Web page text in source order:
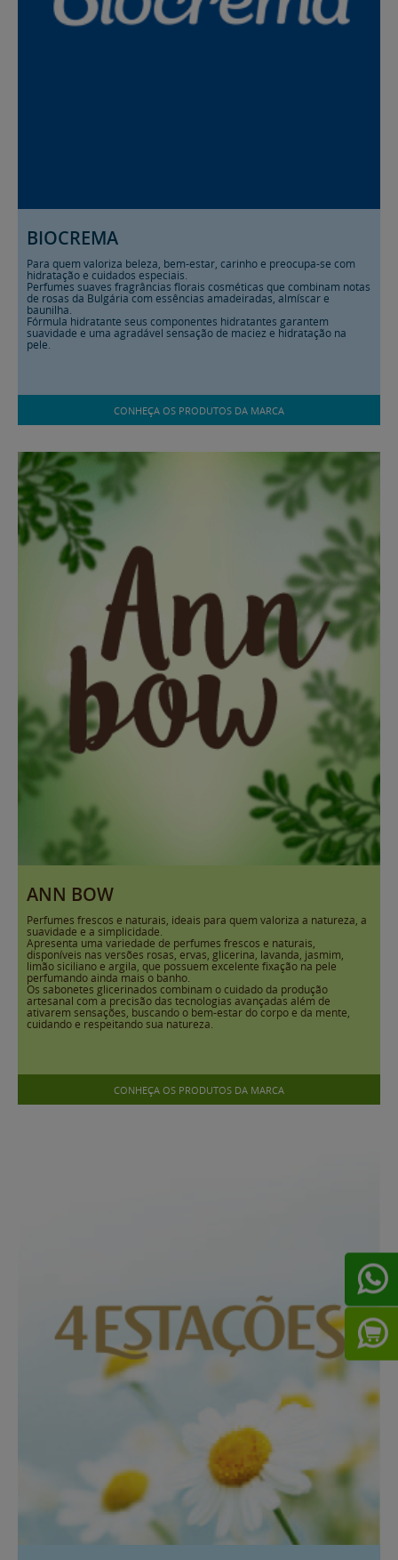
BIOCREMA
Para quem valoriza beleza, bem-estar, carinho e preocupa-se com
hidratação e cuidados especiais.
Perfumes suaves fragrâncias florais cosméticas que combinam notas
de rosas da Bulgária com essências amadeiradas, almíscar e
baunilha.
Fórmula hidratante seus componentes hidratantes garantem
suavidade e uma agradável sensação de maciez e hidratação na
pele.
CONHEÇA OS PRODUTOS DA MARCA
ANN BOW
Perfumes frescos e naturais, ideais para quem valoriza a natureza, a
suavidade e a simplicidade.
Apresenta uma variedade de perfumes frescos e naturais,
disponíveis nas versões rosas, ervas, glicerina, lavanda, jasmim,
limão siciliano e argila, que possuem excelente fixação na pele
perfumando ainda mais o banho.
Os sabonetes glicerinados combinam o cuidado da produção
artesanal com a precisão das tecnologias avançadas além de
ativarem sensações, buscando o bem-estar do corpo e da mente,
cuidando e respeitando sua natureza.
CONHEÇA OS PRODUTOS DA MARCA